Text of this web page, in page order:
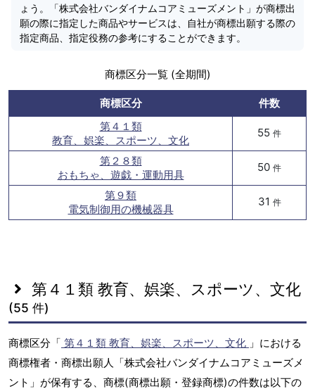
ょう。「株式会社バンダイナムコアミューズメント」が商標出
願の際に指定した商品やサービスは、自社が商標出願する際の
指定商品、指定役務の参考にすることができます。
商標区分一覧 (全期間)
商標区分
件数
第４１類
教育、娯楽、スポーツ、文化
55 件
第２８類
おもちゃ、遊戯・運動用具
50 件
第９類
電気制御用の機械器具
31 件
第４１類 教育、娯楽、スポーツ、文化
(55 件)
商標区分「 第４１類 教育、娯楽、スポーツ、文化 」における
商標権者・商標出願人「株式会社バンダイナムコアミューズメ
ント」が保有する、商標(商標出願・登録商標)の件数は以下の